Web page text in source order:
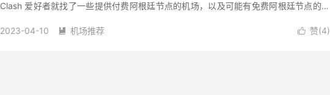
Clash 爱好者就找了一些提供付费阿根廷节点的机场，以及可能有免费阿根廷节点的订
 赞(4)
2023-04-10  机场推荐